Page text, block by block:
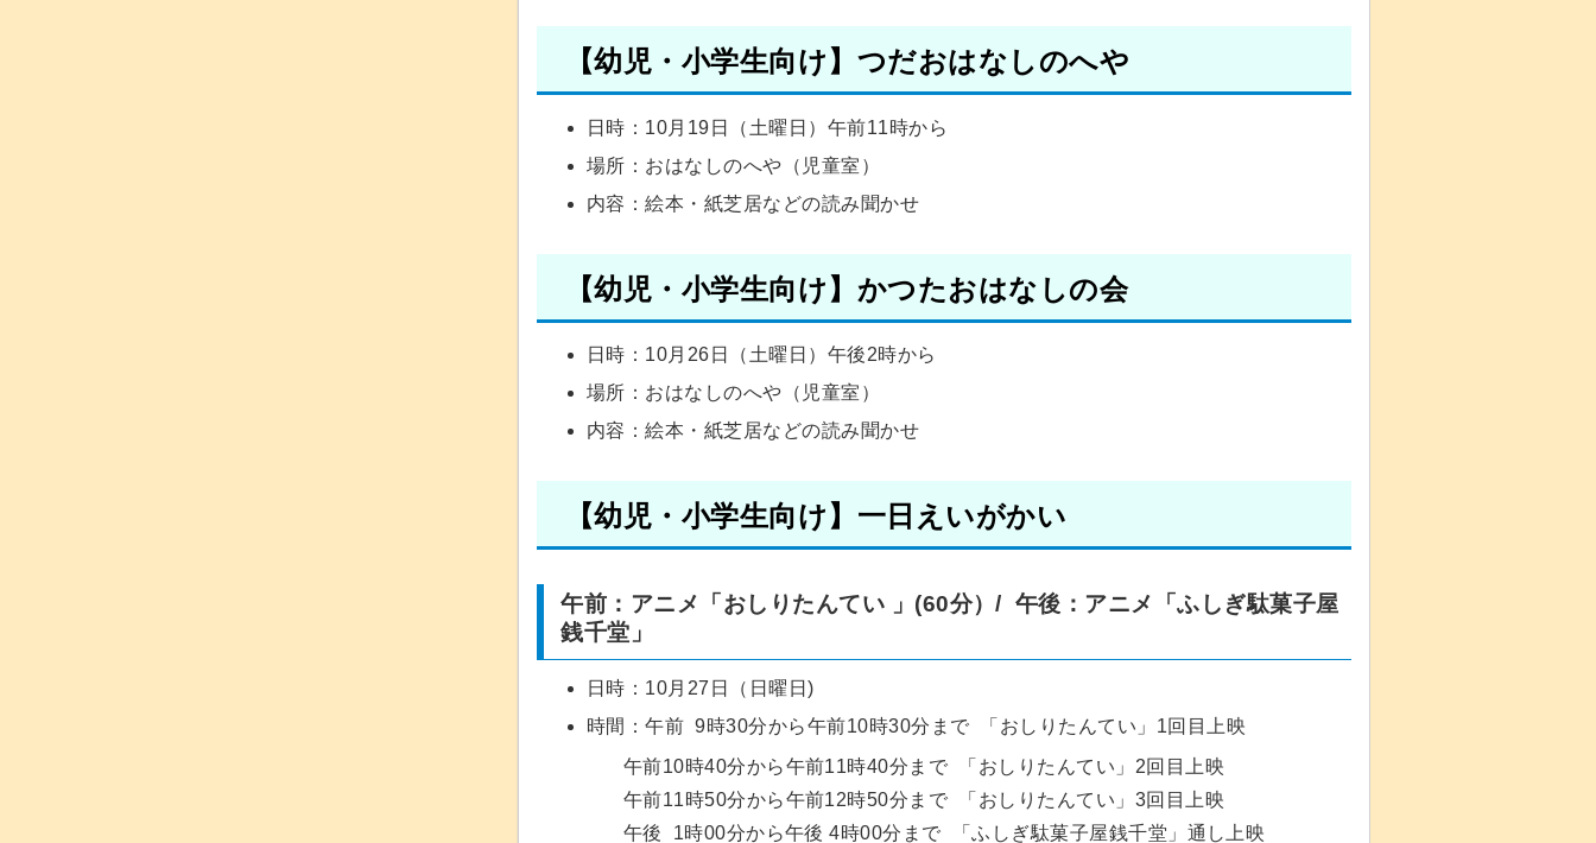
【幼児・小学生向け】つだおはなしのへや
日時：10月19日（土曜日）午前11時から
場所：おはなしのへや（児童室）
内容：絵本・紙芝居などの読み聞かせ
【幼児・小学生向け】かつたおはなしの会
日時：10月26日（土曜日）午後2時から
場所：おはなしのへや（児童室）
内容：絵本・紙芝居などの読み聞かせ
【幼児・小学生向け】一日えいがかい
午前：アニメ「おしりたんてい 」(60分）/ 午後：アニメ「ふしぎ駄菓子屋
銭千堂」
日時：10月27日（日曜日)
時間：午前 9時30分から午前10時30分まで 「おしりたんてい」1回目上映
午前10時40分から午前11時40分まで 「おしりたんてい」2回目上映
午前11時50分から午前12時50分まで 「おしりたんてい」3回目上映
午後 1時00分から午後 4時00分まで 「ふしぎ駄菓子屋銭千堂」通し上映